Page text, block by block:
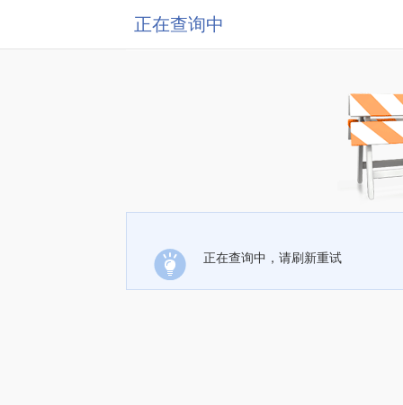
正在查询中
正在查询中，请刷新重试